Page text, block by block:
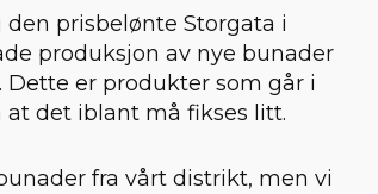
prisbelønte Storgata i
produksjon av nye bunader
er produkter som går i
at det iblant må fikses litt.
fra vårt distrikt, men vi